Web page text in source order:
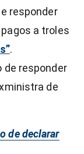
responder
a troles
.
de responder
de
de declarar